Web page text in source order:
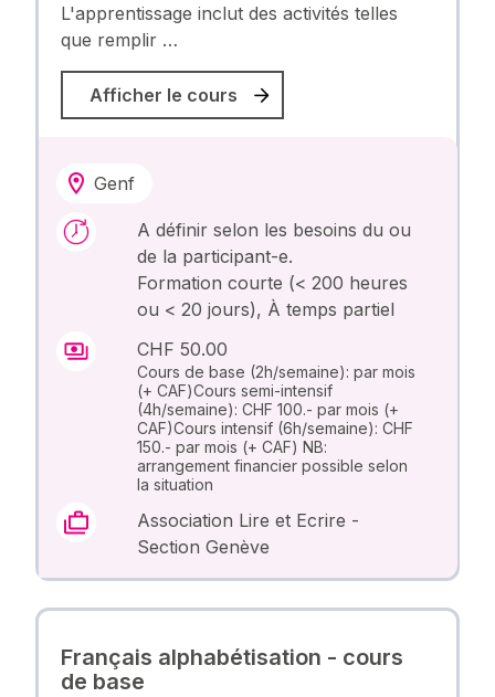
L'apprentissage inclut des activités telles
que remplir …
Afficher le cours
Genf
A définir selon les besoins du ou
de la participant-e.
Formation courte (< 200 heures
ou < 20 jours), À temps partiel
CHF 50.00
Cours de base (2h/semaine): par mois
(+ CAF)Cours semi-intensif
(4h/semaine): CHF 100.- par mois (+
CAF)Cours intensif (6h/semaine): CHF
150.- par mois (+ CAF) NB:
arrangement financier possible selon
la situation
Association Lire et Ecrire -
Section Genève
Français alphabétisation - cours
de base